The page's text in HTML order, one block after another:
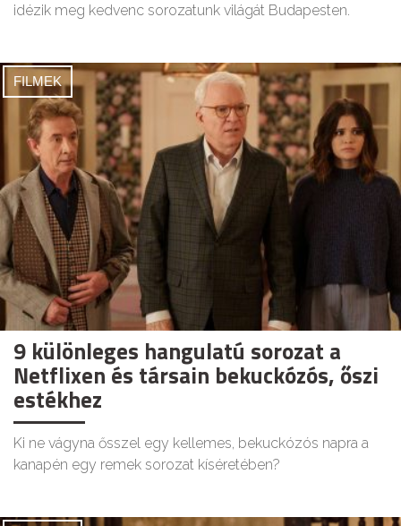
idézik meg kedvenc sorozatunk világát Budapesten.
FILMEK
9 különleges hangulatú sorozat a
Netflixen és társain bekuckózós, őszi
estékhez
Ki ne vágyna ősszel egy kellemes, bekuckózós napra a
kanapén egy remek sorozat kíséretében?